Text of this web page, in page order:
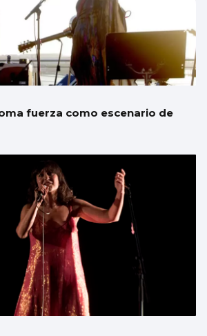
fuerza como escenario de